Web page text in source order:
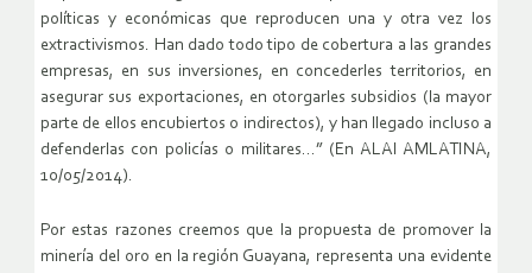
políticas y económicas que reproducen una y otra vez los
extractivismos. Han dado todo tipo de cobertura a las grandes
empresas, en sus inversiones, en concederles territorios, en
asegurar sus exportaciones, en otorgarles subsidios (la mayor
parte de ellos encubiertos o indirectos), y han llegado incluso a
defenderlas con policías o militares…” (En ALAI AMLATINA,
10/05/2014).
Por estas razones creemos que la propuesta de promover la
minería del oro en la región Guayana, representa una evidente